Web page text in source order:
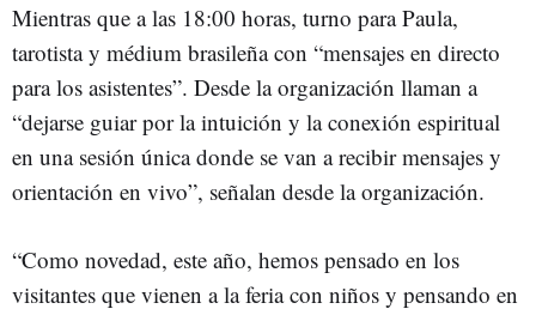
Mientras que a las 18:00 horas, turno para Paula,
tarotista y médium brasileña con “mensajes en directo
para los asistentes”. Desde la organización llaman a
“dejarse guiar por la intuición y la conexión espiritual
en una sesión única donde se van a recibir mensajes y
orientación en vivo”, señalan desde la organización.
“Como novedad, este año, hemos pensado en los
visitantes que vienen a la feria con niños y pensando en